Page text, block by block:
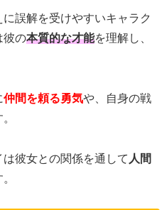
誤解を受けやすいキャラク
彼の本質的な才能を理解し、
仲間を頼る勇気や、自身の戦
彼女との関係を通して 人間